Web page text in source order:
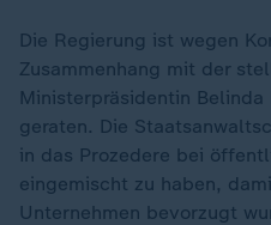
Die Regierung ist wegen
Zusammenhang mit der
Ministerpräsidentin
geraten. Die
in das Prozedere bei
eingemischt zu haben,
Unternehmen bevorzugt